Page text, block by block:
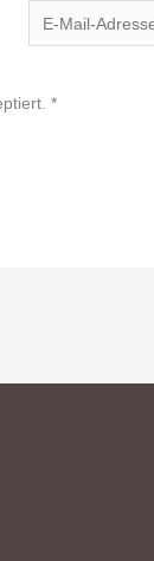
E-
Mail-
*